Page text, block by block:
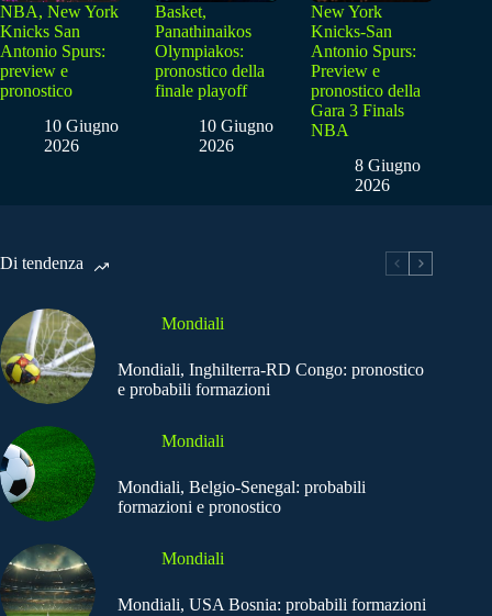
NBA, New York
Knicks San
Antonio Spurs:
preview e
pronostico
10 Giugno
2026
Basket,
Panathinaikos
Olympiakos:
pronostico della
finale playoff
10 Giugno
2026
New York
Knicks-San
Antonio Spurs:
Preview e
pronostico della
Gara 3 Finals
NBA
8 Giugno
2026
Di tendenza
Mondiali
Mondiali, Inghilterra-RD Congo: pronostico
e probabili formazioni
Mondiali
Mondiali, Belgio-Senegal: probabili
formazioni e pronostico
Mondiali
Mondiali, USA Bosnia: probabili formazioni